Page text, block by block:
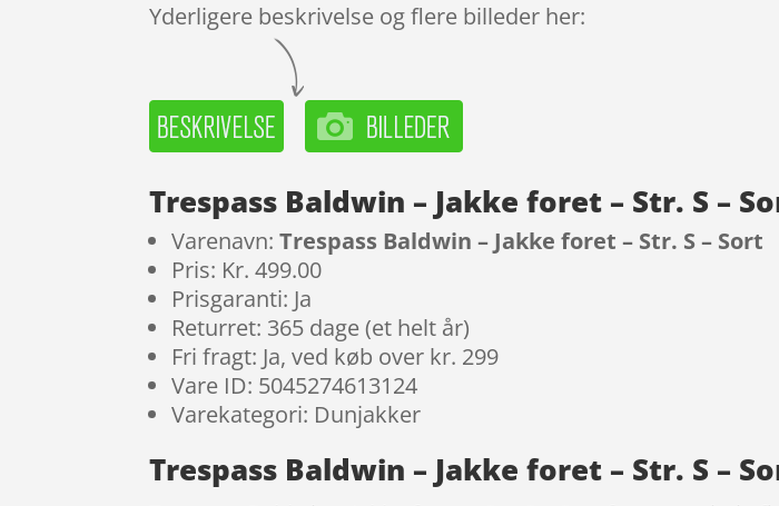
Yderligere beskrivelse og flere billeder her:
Trespass Baldwin – Jakke foret – Str. S –
Varenavn:Trespass Baldwin – Jakke foret – Str. S – Sort
Pris: Kr. 499.00
Prisgaranti: Ja
Returret: 365 dage (et helt år)
Fri fragt: Ja, ved køb over kr. 299
Vare ID: 5045274613124
Varekategori: Dunjakker
Trespass Baldwin – Jakke foret – Str. S –